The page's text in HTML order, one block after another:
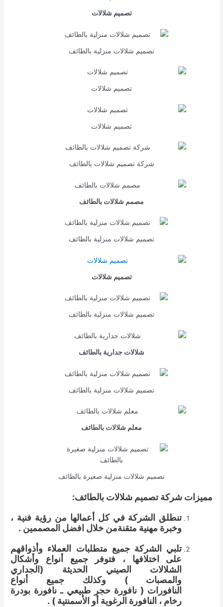
تصميم شلالات
تصميم شلالات منزلية بالطائف
تصميم شلالات
تصميم شلالات
شركة تصميم شلالات بالطائف
مصمم شلالات بالطائف
تصميم شلالات منزلية بالطائف
تصميم شلالات
تصميم شلالات منزلية بالطائف
شلالات جدارية بالطائف
تصميم شلالات منزلية بالطائف
معلم شلالات بالطائف
تصميم شلالات منزلية صغيرة بالطائف
مميزات شركة تصميم شلالات بالطائف:
تنطلق الشركة في كل أعمالها من رؤية فنية ،
وخبرة مهنية متقنةمن خلال افضل المصممين .
تلبي الشركة جميع متطلبات العملاء وأذواقهم
على اختلافها ، فتوفر جميع أنواع وأشكال
الشلالات الصيني الحديثة (الجداري
والمصبات ) وكذلك جميع أنواع
النافورات ( نافورة حجر طبيعي ـ نافورة بودرة
رخام ، النافورة الرغوية أو الأسمنتية ) .